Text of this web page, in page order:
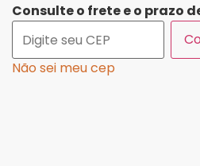
Consulte o frete e o prazo
Não sei meu cep